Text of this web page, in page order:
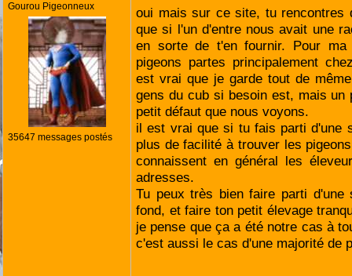
Gourou Pigeonneux
35647 messages postés
oui mais sur ce site, tu rencontres
que si l'un d'entre nous avait une
en sorte de t'en fournir. Pour ma
pigeons partes principalement
est vrai que je garde tout de
gens du cub si besoin est, mais un
petit défaut que nous voyons.
il est vrai que si tu fais parti d'une
plus de facilité à trouver les
connaissent en général les
adresses.
Tu peux très bien faire parti d'une
fond, et faire ton petit élevage
je pense que ça a été notre cas à
c'est aussi le cas d'une majorité de